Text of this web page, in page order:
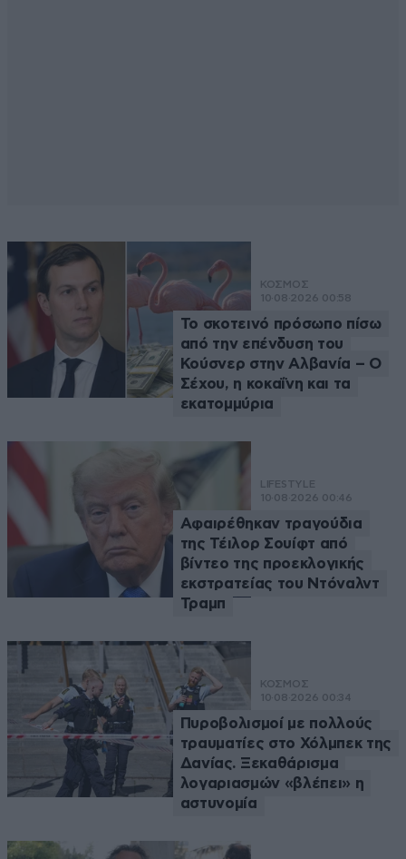
ΚΟΣΜΟΣ
10·08·2026 00:58
Το σκοτεινό πρόσωπο πίσω
από την επένδυση του
Κούσνερ στην Αλβανία – Ο
Σέχου, η κοκαΐνη και τα
εκατομμύρια
LIFESTYLE
10·08·2026 00:46
Αφαιρέθηκαν τραγούδια
της Τέιλορ Σουίφτ από
βίντεο της προεκλογικής
εκστρατείας του Ντόναλντ
Τραμπ
ΚΟΣΜΟΣ
10·08·2026 00:34
Πυροβολισμοί με πολλούς
τραυματίες στο Χόλμπεκ της
Δανίας. Ξεκαθάρισμα
λογαριασμών «βλέπει» η
αστυνομία